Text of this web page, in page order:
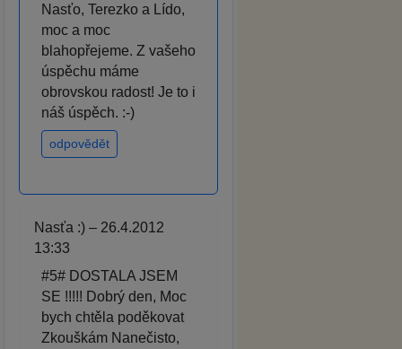
Nasťo, Terezko a Lído,
moc a moc
blahopřejeme. Z vašeho
úspěchu máme
obrovskou radost! Je to i
náš úspěch. :-)
odpovědět
Nasťa :) – 26.4.2012
13:33
#5# DOSTALA JSEM
SE !!!!! Dobrý den, Moc
bych chtěla poděkovat
Zkouškám Nanečisto,